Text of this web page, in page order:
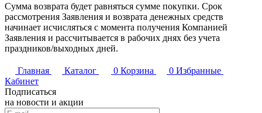
Сумма возврата будет равняться сумме покупки. Срок
рассмотрения Заявления и возврата денежных средств
начинает исчисляться с момента получения Компанией
Заявления и рассчитывается в рабочих днях без учета
праздников/выходных дней.
Главная Каталог 0 Корзина 0 Избранные
Кабинет
Подписаться
на новости и акции